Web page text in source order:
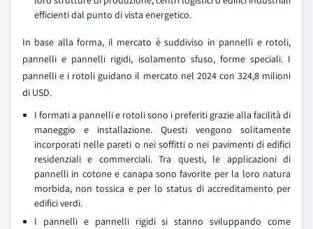
efficienti dal punto di vista energetico.
In base alla forma, il mercato è suddiviso in pannelli e rotoli,
pannelli e pannelli rigidi, isolamento sfuso, forme speciali. I
pannelli e i rotoli guidano il mercato nel 2024 con 324,8 milioni
di USD.
I formati a pannelli e rotoli sono i preferiti grazie alla facilità di
maneggio e installazione. Questi vengono solitamente
incorporati nelle pareti o nei soffitti o nei pavimenti di edifici
residenziali e commerciali. Tra questi, le applicazioni di
pannelli in cotone e canapa sono favorite per la loro natura
morbida, non tossica e per lo status di accreditamento per
edifici verdi.
I pannelli e pannelli rigidi si stanno sviluppando come